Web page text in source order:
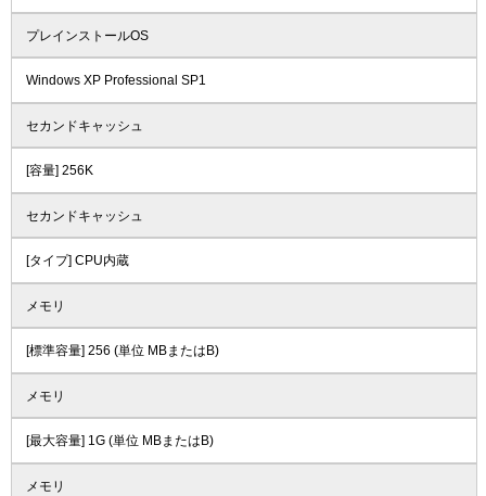
プレインストールOS
Windows XP Professional SP1
セカンドキャッシュ
[容量] 256K
セカンドキャッシュ
[タイプ] CPU内蔵
メモリ
[標準容量] 256 (単位 MBまたはB)
メモリ
[最大容量] 1G (単位 MBまたはB)
メモリ